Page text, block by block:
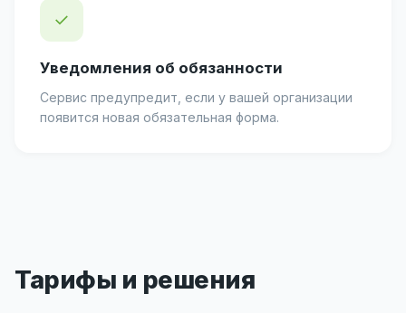
✓
Уведомления об обязанности
Сервис предупредит, если у вашей организации
появится новая обязательная форма.
Тарифы и решения